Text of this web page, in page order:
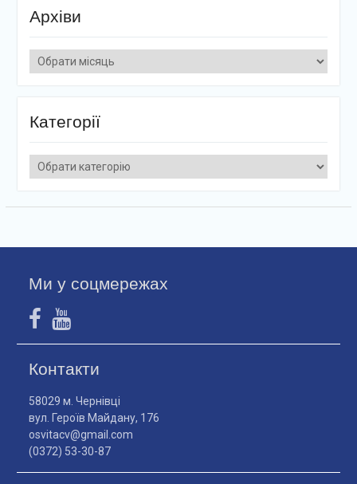
Архіви
Архіви
Категорії
Категорії
Ми у соцмережах
Контакти
58029 м. Чернівці
вул. Героїв Майдану, 176
osvitacv@gmail.com
(0372) 53-30-87